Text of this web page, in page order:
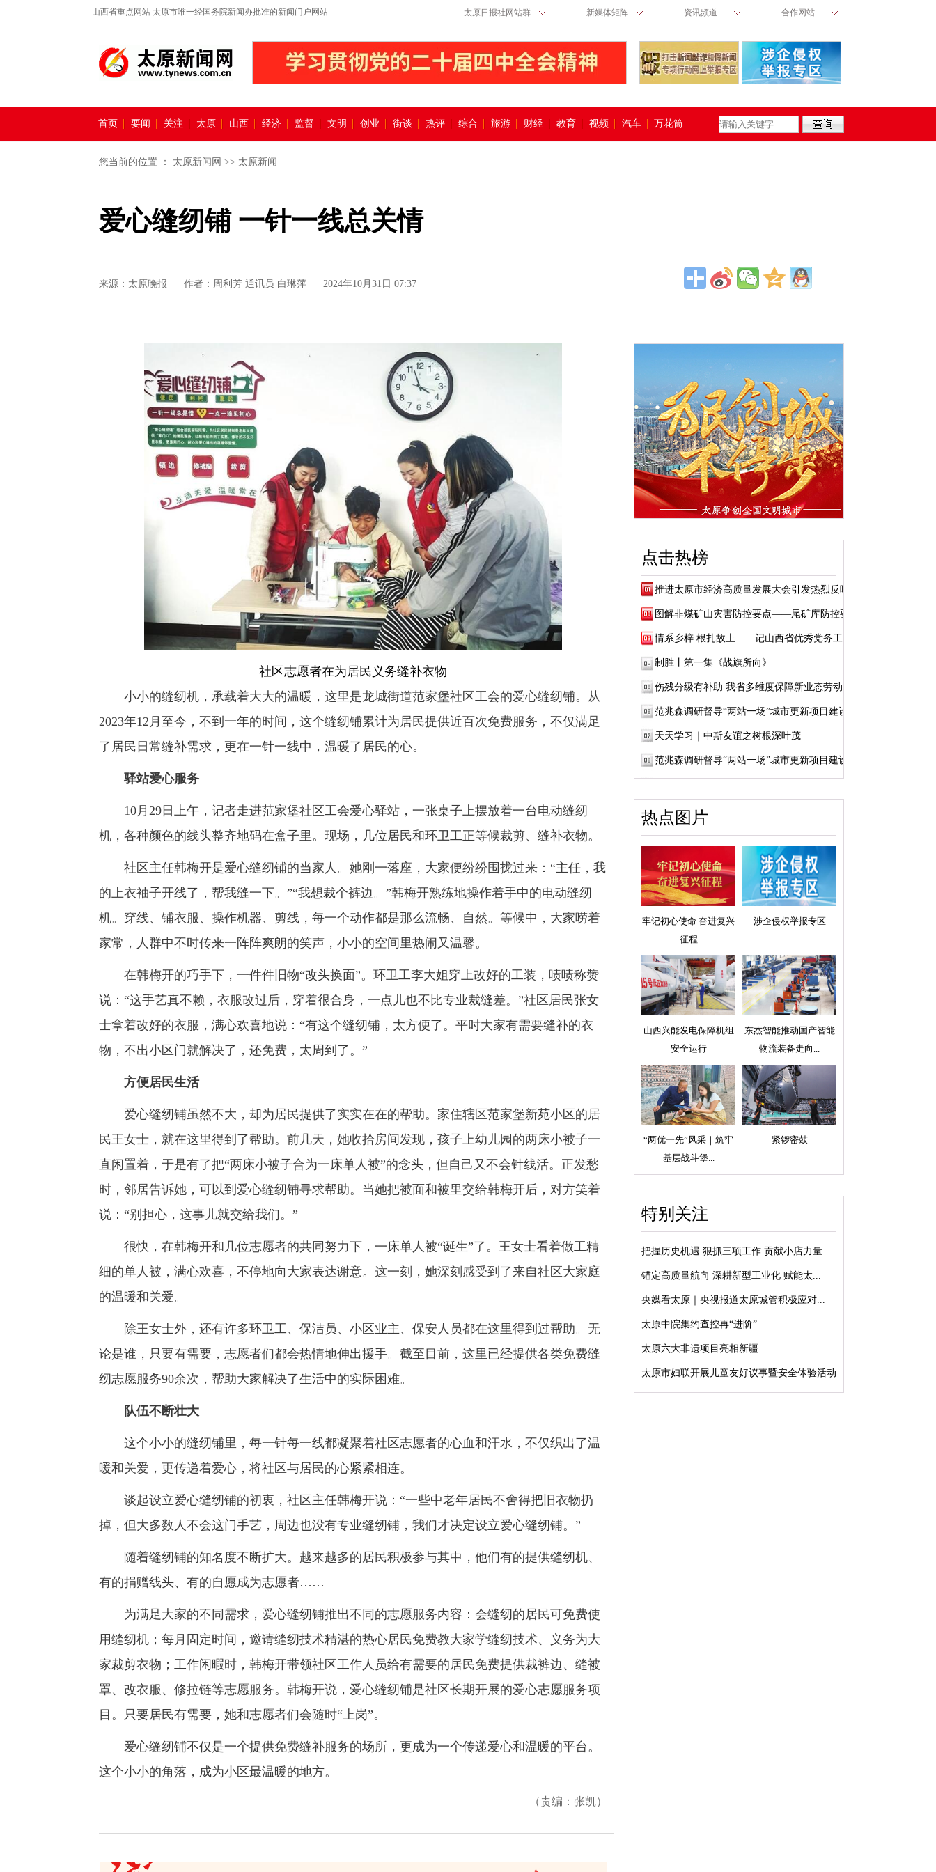
山西省重点网站 太原市唯一经国务院新闻办批准的新闻门户网站 太原日报社网站群 新媒体矩阵 资讯频道 合作网站
首页 要闻 关注 太原 山西 经济 监督 文明 创业 街谈 热评 综合 旅游 财经 教育 视频 汽车 万花筒
您当前的位置 ： 太原新闻网 >> 太原新闻
爱心缝纫铺 一针一线总关情
来源： 太原晚报 作者：周利芳 通讯员 白琳萍 2024年10月31日 07:37
社区志愿者在为居民义务缝补衣物
小小的缝纫机，承载着大大的温暖，这里是龙城街道范家堡社区工会的爱心缝纫铺。从
2023年12月至今，不到一年的时间，这个缝纫铺累计为居民提供近百次免费服务，不仅满足
了居民日常缝补需求，更在一针一线中，温暖了居民的心。
驿站爱心服务
10月29日上午，记者走进范家堡社区工会爱心驿站，一张桌子上摆放着一台电动缝纫
机，各种颜色的线头整齐地码在盒子里。现场，几位居民和环卫工正等候裁剪、缝补衣物。
社区主任韩梅开是爱心缝纫铺的当家人。她刚一落座，大家便纷纷围拢过来：“主任，我
的上衣袖子开线了，帮我缝一下。”“我想裁个裤边。”韩梅开熟练地操作着手中的电动缝纫
机。穿线、铺衣服、操作机器、剪线，每一个动作都是那么流畅、自然。等候中，大家唠着
家常，人群中不时传来一阵阵爽朗的笑声，小小的空间里热闹又温馨。
在韩梅开的巧手下，一件件旧物“改头换面”。环卫工李大姐穿上改好的工装，啧啧称赞
说：“这手艺真不赖，衣服改过后，穿着很合身，一点儿也不比专业裁缝差。”社区居民张女
士拿着改好的衣服，满心欢喜地说：“有这个缝纫铺，太方便了。平时大家有需要缝补的衣
物，不出小区门就解决了，还免费，太周到了。”
方便居民生活
爱心缝纫铺虽然不大，却为居民提供了实实在在的帮助。家住辖区范家堡新苑小区的居
民王女士，就在这里得到了帮助。前几天，她收拾房间发现，孩子上幼儿园的两床小被子一
直闲置着，于是有了把“两床小被子合为一床单人被”的念头，但自己又不会针线活。正发愁
时，邻居告诉她，可以到爱心缝纫铺寻求帮助。当她把被面和被里交给韩梅开后，对方笑着
说：“别担心，这事儿就交给我们。”
很快，在韩梅开和几位志愿者的共同努力下，一床单人被“诞生”了。王女士看着做工精
细的单人被，满心欢喜，不停地向大家表达谢意。这一刻，她深刻感受到了来自社区大家庭
的温暖和关爱。
除王女士外，还有许多环卫工、保洁员、小区业主、保安人员都在这里得到过帮助。无
论是谁，只要有需要，志愿者们都会热情地伸出援手。截至目前，这里已经提供各类免费缝
纫志愿服务90余次，帮助大家解决了生活中的实际困难。
队伍不断壮大
这个小小的缝纫铺里，每一针每一线都凝聚着社区志愿者的心血和汗水，不仅织出了温
暖和关爱，更传递着爱心，将社区与居民的心紧紧相连。
谈起设立爱心缝纫铺的初衷，社区主任韩梅开说：“一些中老年居民不舍得把旧衣物扔
掉，但大多数人不会这门手艺，周边也没有专业缝纫铺，我们才决定设立爱心缝纫铺。”
随着缝纫铺的知名度不断扩大。越来越多的居民积极参与其中，他们有的提供缝纫机、
有的捐赠线头、有的自愿成为志愿者……
为满足大家的不同需求，爱心缝纫铺推出不同的志愿服务内容：会缝纫的居民可免费使
用缝纫机；每月固定时间，邀请缝纫技术精湛的热心居民免费教大家学缝纫技术、义务为大
家裁剪衣物；工作闲暇时，韩梅开带领社区工作人员给有需要的居民免费提供裁裤边、缝被
罩、改衣服、修拉链等志愿服务。韩梅开说，爱心缝纫铺是社区长期开展的爱心志愿服务项
目。只要居民有需要，她和志愿者们会随时“上岗”。
爱心缝纫铺不仅是一个提供免费缝补服务的场所，更成为一个传递爱心和温暖的平台。
这个小小的角落，成为小区最温暖的地方。
（责编：张凯）
点击热榜
推进太原市经济高质量发展大会引发热烈反响
图解非煤矿山灾害防控要点——尾矿库防控要点
情系乡梓 根扎故土——记山西省优秀党务工作...
制胜丨第一集《战旗所向》
伤残分级有补助 我省多维度保障新业态劳动者...
范兆森调研督导“两站一场”城市更新项目建设
天天学习｜中斯友谊之树根深叶茂
范兆森调研督导“两站一场”城市更新项目建设
热点图片
牢记初心使命 奋进复兴
征程
涉企侵权举报专区
山西兴能发电保障机组
安全运行
东杰智能推动国产智能
物流装备走向...
“两优一先”风采｜筑牢
基层战斗堡...
紧锣密鼓
特别关注
把握历史机遇 狠抓三项工作 贡献小店力量
锚定高质量航向 深耕新型工业化 赋能太...
央媒看太原｜央视报道太原城管积极应对...
太原中院集约查控再“进阶”
太原六大非遗项目亮相新疆
太原市妇联开展儿童友好议事暨安全体验活动